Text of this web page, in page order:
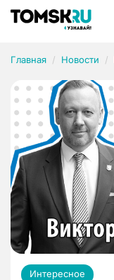
Главная Новости
Интересное